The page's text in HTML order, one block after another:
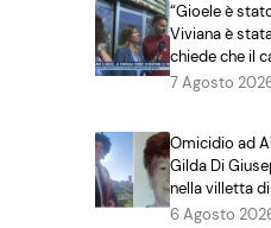
“Gioele è
Viviana è
chiede che il
7 Agosto
Omicidio ad
Gilda Di
nella villetta
6 Agosto